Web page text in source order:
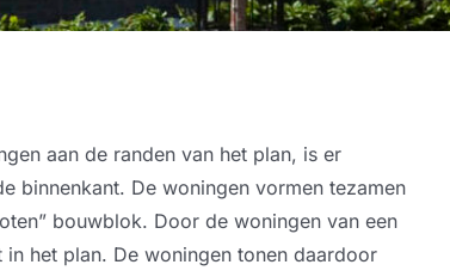
aan de randen van het plan, is er
binnenkant. De woningen vormen tezamen
bouwblok. Door de woningen van een
het plan. De woningen tonen daardoor